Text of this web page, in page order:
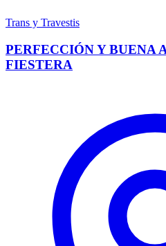
Trans y Travestis
PERFECCIÓN Y BUENA
FIESTERA